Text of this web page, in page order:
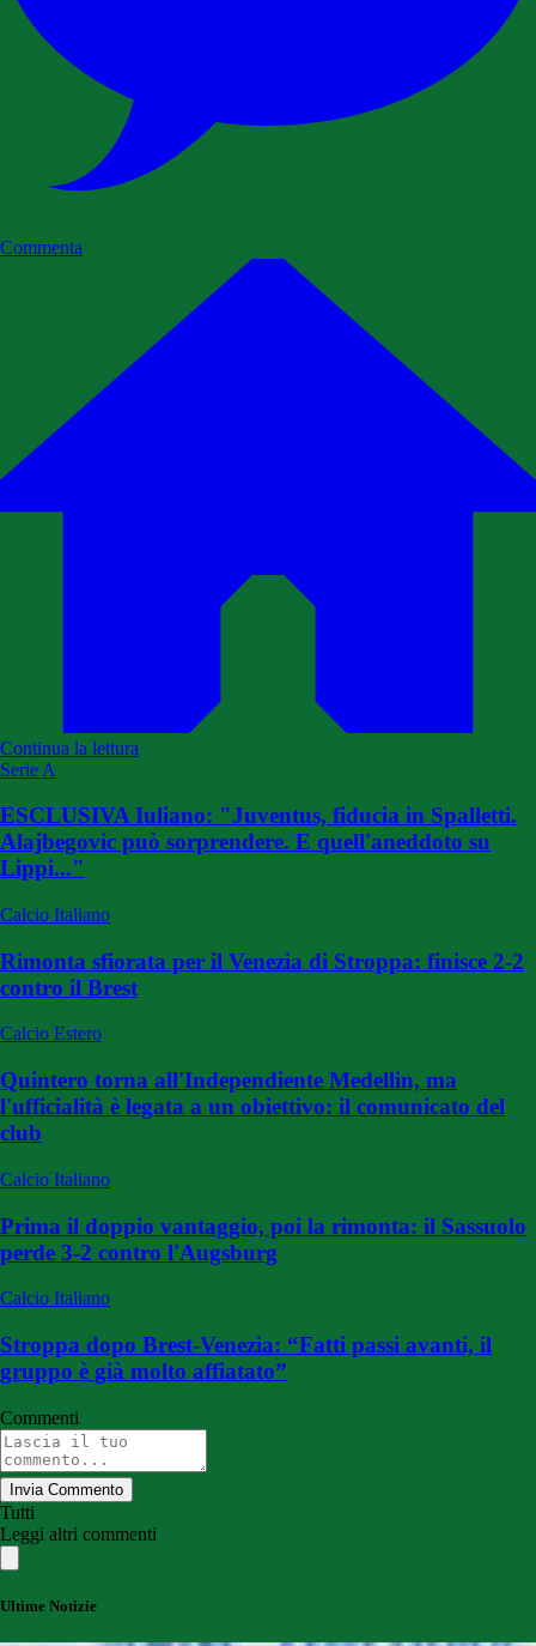
Commenta
Continua la lettura
Serie A
ESCLUSIVA Iuliano: "Juventus, fiducia in Spalletti.
Alajbegovic può sorprendere. E quell'aneddoto su
Lippi..."
Calcio Italiano
Rimonta sfiorata per il Venezia di Stroppa: finisce 2-2
contro il Brest
Calcio Estero
Quintero torna all'Independiente Medellin, ma
l'ufficialità è legata a un obiettivo: il comunicato del
club
Calcio Italiano
Prima il doppio vantaggio, poi la rimonta: il Sassuolo
perde 3-2 contro l'Augsburg
Calcio Italiano
Stroppa dopo Brest-Venezia: “Fatti passi avanti, il
gruppo è già molto affiatato”
Commenti
Invia Commento
Tutti
Leggi altri commenti
Ultime Notizie